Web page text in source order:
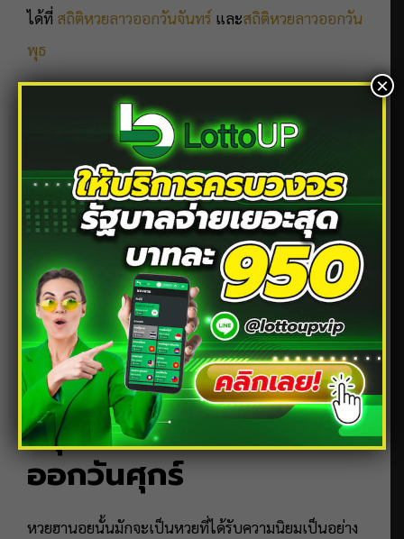
ได้ที่ สถิติหวยลาวออกวันจันทร์ และสถิติหวยลาวออกวัน
พุธ
หวยซองคืออะไร
การใบ้หวยด้วยการให้ตัวเลขจากสำนักต่าง ๆ โดยการนำ
ตัวเลขใส่ในซอง และขายให้กับคอหวยทุกท่าน ยิ่งสำนัก
ไหนที่มีชื่อเสียงและมีความแม่นยำมาก ราคาของหวย
ซองก็จะแพงมากยิ่งขึ้นเช่นกัน ซึ่งคอหวยส่วนใหญ่จะ
ชอบลุ้นหวยตามหวยซองเพราะค่อนข้างจะมีความน่า
เชื่อถือเพราะเลขที่ได้นำมาใส่ในซองเป็นเลขจากสำนัก
เด็ดดัง ๆ กันทั้งนั้น
ขอบคุณรูปภาพจากLekdetToday
สรุป สถิติหวยฮานอย
ออกวันศุกร์
หวยฮานอยนั้นมักจะเป็นหวยที่ได้รับความนิยมเป็นอย่าง
×